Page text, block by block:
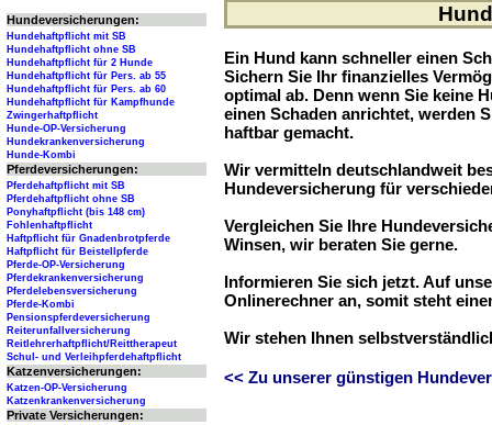
Ein Hund kann schneller einen
Sichern Sie Ihr finanzielles
optimal ab. Denn wenn Sie keine
einen Schaden anrichtet, werden
haftbar gemacht.
Wir vermitteln deutschlandweit
Hundeversicherung für
Vergleichen Sie Ihre
Winsen, wir beraten Sie gerne.
Informieren Sie sich jetzt. Auf
Onlinerechner an, somit steht
Wir stehen Ihnen
<< Zu unserer günstigen
Hundeversicherungen:
Hundehaftpflicht mit SB
Hundehaftpflicht ohne SB
Hundehaftpflicht für 2 Hunde
Hundehaftpflicht für Pers. ab 55
Hundehaftpflicht für Pers. ab 60
Hundehaftpflicht für Kampfhunde
Zwingerhaftpflicht
Hunde-OP-Versicherung
Hundekrankenversicherung
Hunde-Kombi
Pferdeversicherungen:
Pferdehaftpflicht mit SB
Pferdehaftpflicht ohne SB
Ponyhaftpflicht (bis 148 cm)
Fohlenhaftpflicht
Haftpflicht für Gnadenbrotpferde
Haftpflicht für Beistellpferde
Pferde-OP-Versicherung
Pferdekrankenversicherung
Pferdelebensversicherung
Pferde-Kombi
Pensionspferdeversicherung
Reiterunfallversicherung
Reitlehrerhaftpflicht/Reittherapeut
Schul- und Verleihpferdehaftpflicht
Katzenversicherungen:
Katzen-OP-Versicherung
Katzenkrankenversicherung
Private Versicherungen: